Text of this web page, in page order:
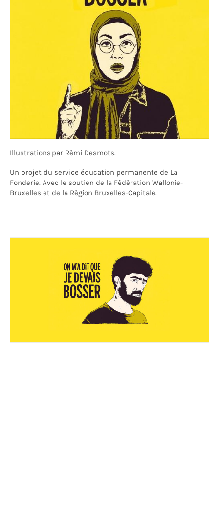
Illustrations par Rémi Desmots.
Un projet du service éducation permanente de La
Fonderie. Avec le soutien de la Fédération Wallonie-
Bruxelles et de la Région Bruxelles-Capitale.